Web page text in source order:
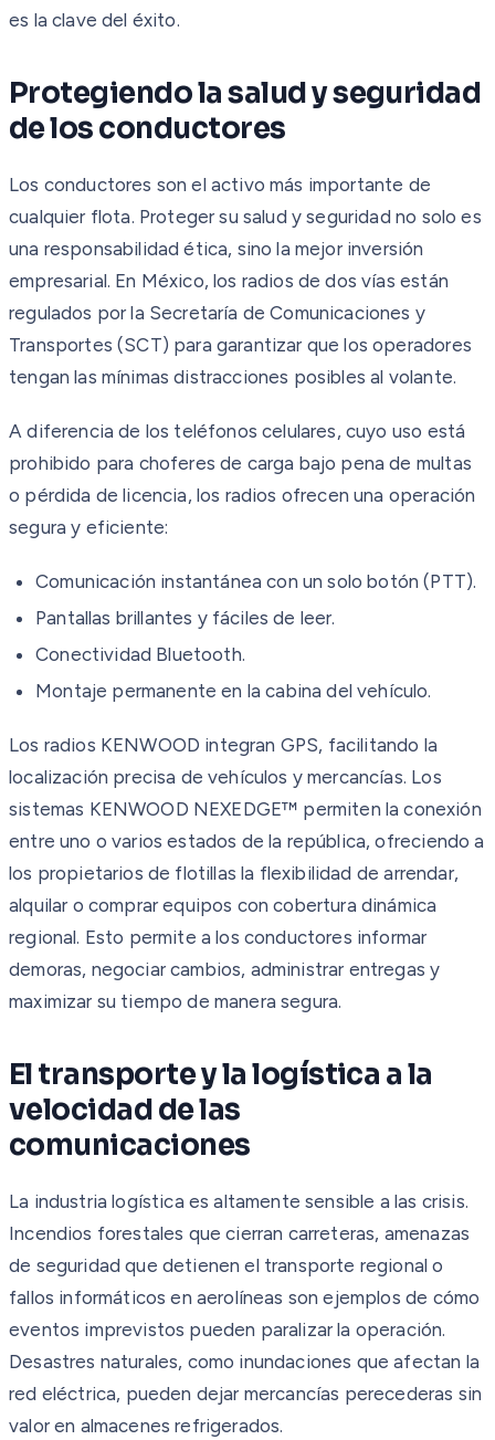
es la clave del éxito.
Protegiendo la salud y seguridad
de los conductores
Los conductores son el activo más importante de
cualquier flota. Proteger su salud y seguridad no solo es
una responsabilidad ética, sino la mejor inversión
empresarial. En México, los radios de dos vías están
regulados por la Secretaría de Comunicaciones y
Transportes (SCT) para garantizar que los operadores
tengan las mínimas distracciones posibles al volante.
A diferencia de los teléfonos celulares, cuyo uso está
prohibido para choferes de carga bajo pena de multas
o pérdida de licencia, los radios ofrecen una operación
segura y eficiente:
Comunicación instantánea con un solo botón (PTT).
Pantallas brillantes y fáciles de leer.
Conectividad Bluetooth.
Montaje permanente en la cabina del vehículo.
Los radios KENWOOD integran GPS, facilitando la
localización precisa de vehículos y mercancías. Los
sistemas KENWOOD NEXEDGE™ permiten la conexión
entre uno o varios estados de la república, ofreciendo a
los propietarios de flotillas la flexibilidad de arrendar,
alquilar o comprar equipos con cobertura dinámica
regional. Esto permite a los conductores informar
demoras, negociar cambios, administrar entregas y
maximizar su tiempo de manera segura.
El transporte y la logística a la
velocidad de las
comunicaciones
La industria logística es altamente sensible a las crisis.
Incendios forestales que cierran carreteras, amenazas
de seguridad que detienen el transporte regional o
fallos informáticos en aerolíneas son ejemplos de cómo
eventos imprevistos pueden paralizar la operación.
Desastres naturales, como inundaciones que afectan la
red eléctrica, pueden dejar mercancías perecederas sin
valor en almacenes refrigerados.